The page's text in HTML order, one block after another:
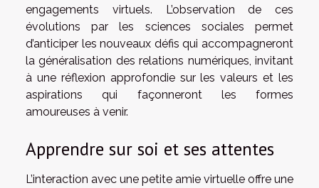
engagements virtuels. L’observation de ces
évolutions par les sciences sociales permet
d’anticiper les nouveaux défis qui accompagneront
la généralisation des relations numériques, invitant
à une réflexion approfondie sur les valeurs et les
aspirations qui façonneront les formes
amoureuses à venir.
Apprendre sur soi et ses attentes
L’interaction avec une petite amie virtuelle offre une